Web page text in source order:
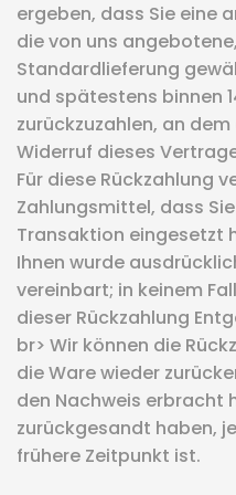
ergeben, dass Sie eine
die von uns
Standardlieferung
und spätestens binnen
zurückzuzahlen, an
Widerruf dieses
Für diese Rückzahlung
Zahlungsmittel, dass
Transaktion eingesetzt
Ihnen wurde
vereinbart; in keinem
dieser Rückzahlung
br> Wir können die
die Ware wieder
den Nachweis erbracht
zurückgesandt haben,
frühere Zeitpunkt ist.